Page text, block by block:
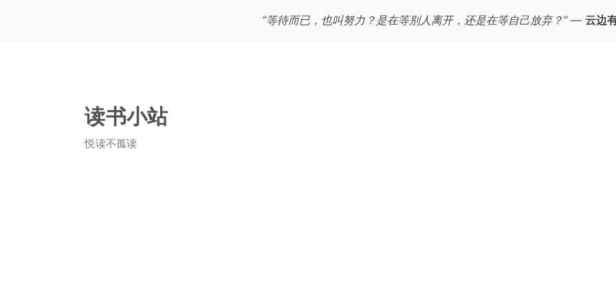
“等待而已，也叫努力？是在等别人离开，还是在等自己放弃？”— 云边
读书小站
悦读不孤读